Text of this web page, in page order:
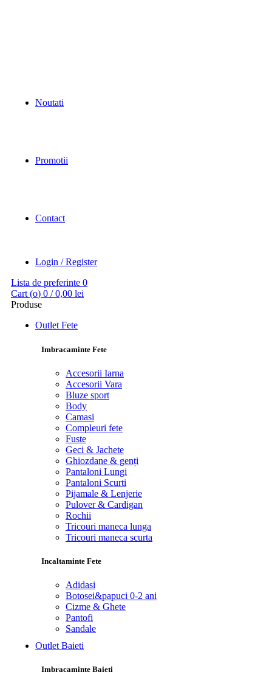
Noutati
Promotii
Contact
Login / Register
Lista de preferinte 0
Cart (o) 0 / 0,00 lei
Produse
Outlet Fete
Imbracaminte Fete
Accesorii Iarna
Accesorii Vara
Bluze sport
Body
Camasi
Compleuri fete
Fuste
Geci & Jachete
Ghiozdane & genți
Pantaloni Lungi
Pantaloni Scurti
Pijamale & Lenjerie
Pulover & Cardigan
Rochii
Tricouri maneca lunga
Tricouri maneca scurta
Incaltaminte Fete
Adidasi
Botosei&papuci 0-2 ani
Cizme & Ghete
Pantofi
Sandale
Outlet Baieti
Imbracaminte Baieti